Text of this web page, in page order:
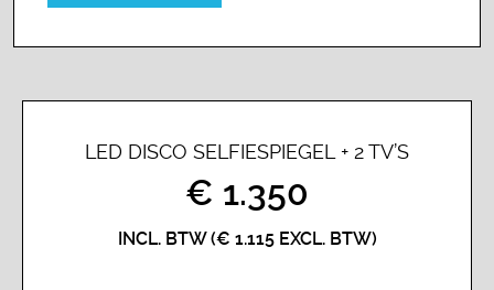
LED DISCO SELFIESPIEGEL + 2 TV’S
€ 1.350
INCL. BTW (€ 1.115 EXCL. BTW)